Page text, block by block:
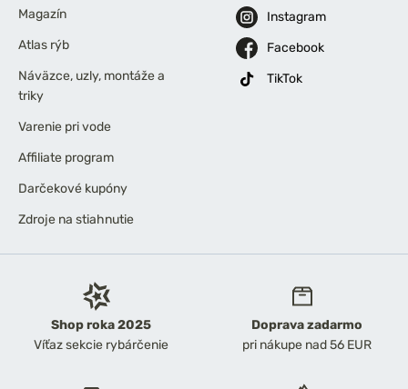
Shop roka 2025
Víťaz sekcie rybárčenie
Doprava zadarmo
pri nákupe nad 56 EUR
Magazín
Atlas rýb
Náväzce, uzly, montáže a
triky
Varenie pri vode
Affiliate program
Darčekové kupóny
Zdroje na stiahnutie
Instagram
Facebook
TikTok